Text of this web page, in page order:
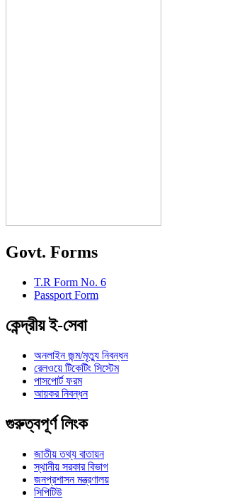
Govt. Forms
T.R Form No. 6
Passport Form
কেন্দ্রীয় ই-সেবা
অনলাইন জন্ম/মৃত্যু নিবন্ধন
রেলওয়ে টিকেটিং সিস্টেম
পাসপোর্ট ফরম
আয়কর নিবন্ধন
গুরুত্বপূর্ণ লিংক
জাতীয় তথ্য বাতায়ন
স্থানীয় সরকার বিভাগ
জনপ্রশাসন মন্ত্রণালয়
সিপিটিউ